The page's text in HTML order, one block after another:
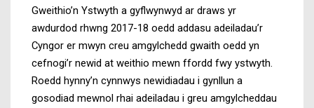
Gweithio’n Ystwyth a gyflwynwyd ar draws yr
awdurdod rhwng 2017-18 oedd addasu adeiladau’r
Cyngor er mwyn creu amgylchedd gwaith oedd yn
cefnogi’r newid at weithio mewn ffordd fwy ystwyth.
Roedd hynny’n cynnwys newidiadau i gynllun a
gosodiad mewnol rhai adeiladau i greu amgylcheddau